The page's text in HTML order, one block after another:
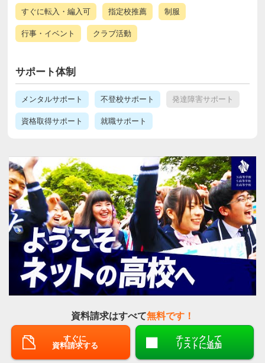
すぐに転入・編入可 指定校推薦 制服
行事・イベント クラブ活動
サポート体制
メンタルサポート 不登校サポート 発達障害サポート
資格取得サポート 就職サポート
資料請求はすべて無料です！
すぐに
資料請求する
チェックして
リストに追加